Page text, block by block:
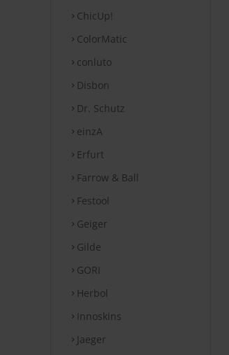
ChicUp!
ColorMatic
conluto
Disbon
Dr. Schutz
einzA
Erfurt
Farrow & Ball
Festool
Geiger
Gilde
GORI
Herbol
Innoskins
Jaeger